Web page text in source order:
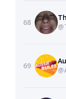
68
69